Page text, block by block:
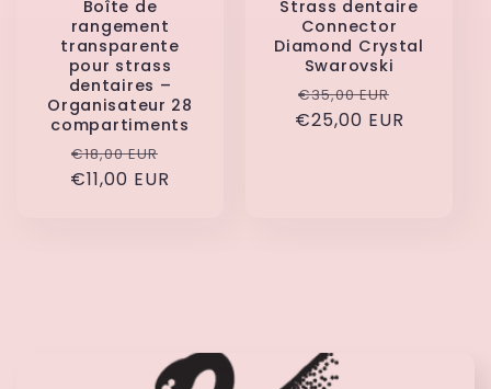
Boîte de
rangement
transparente
pour strass
dentaires –
Organisateur 28
compartiments
Prix
habituel
€18,00 EUR
€11,00 EUR
Strass dentaire
Connector
Diamond Crystal
Swarovski
Prix
habituel
€35,00 EUR
€25,00 EUR